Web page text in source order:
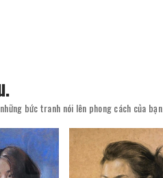
bức tranh nói lên phong cách của bạn.